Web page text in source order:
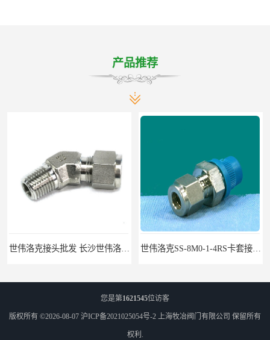
产品推荐
您是第1621545位访客
版权所有 ©2026-08-07 沪ICP备2021025054号-2 上海牧冶阀门有限公司 保留所有
权利.